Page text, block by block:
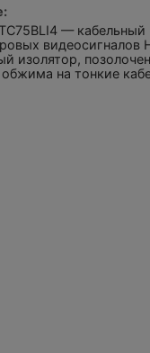
— кабельный
видеосигналов
изолятор,
обжима на тонкие